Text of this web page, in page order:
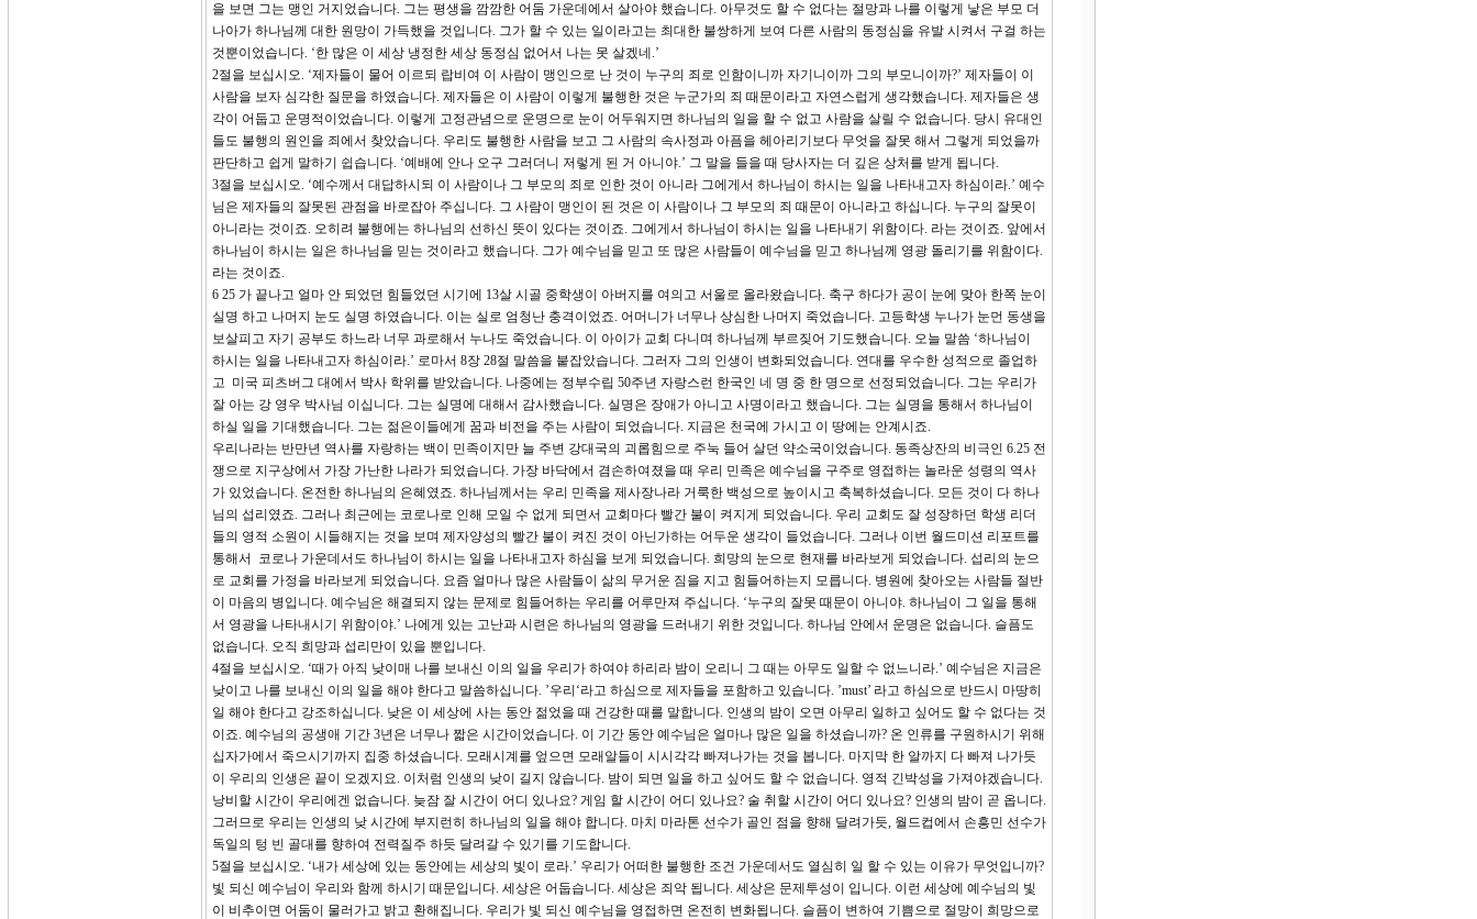
을 보면 그는 맹인 거지었습니다. 그는 평생을 깜깜한 어둠 가운데에서 살아야 했습니다. 아무것도 할 수 없다는 절망과 나를 이렇게 낳은 부모 더
나아가 하나님께 대한 원망이 가득했을 것입니다. 그가 할 수 있는 일이라고는 최대한 불쌍하게 보여 다른 사람의 동정심을 유발 시켜서 구걸 하는
것뿐이었습니다. ‘한 많은 이 세상 냉정한 세상 동정심 없어서 나는 못 살겠네.’
2절을 보십시오. ‘제자들이 물어 이르되 랍비여 이 사람이 맹인으로 난 것이 누구의 죄로 인함이니까 자기니이까 그의 부모니이까?’ 제자들이 이
사람을 보자 심각한 질문을 하였습니다. 제자들은 이 사람이 이렇게 불행한 것은 누군가의 죄 때문이라고 자연스럽게 생각했습니다. 제자들은 생
각이 어둡고 운명적이었습니다. 이렇게 고정관념으로 운명으로 눈이 어두워지면 하나님의 일을 할 수 없고 사람을 살릴 수 없습니다. 당시 유대인
들도 불행의 원인을 죄에서 찾았습니다. 우리도 불행한 사람을 보고 그 사람의 속사정과 아픔을 헤아리기보다 무엇을 잘못 해서 그렇게 되었을까
판단하고 쉽게 말하기 쉽습니다. ‘예배에 안나 오구 그러더니 저렇게 된 거 아니야.’ 그 말을 들을 때 당사자는 더 깊은 상처를 받게 됩니다.
3절을 보십시오. ‘예수께서 대답하시되 이 사람이나 그 부모의 죄로 인한 것이 아니라 그에게서 하나님이 하시는 일을 나타내고자 하심이라.’ 예수
님은 제자들의 잘못된 관점을 바로잡아 주십니다. 그 사람이 맹인이 된 것은 이 사람이나 그 부모의 죄 때문이 아니라고 하십니다. 누구의 잘못이
아니라는 것이죠. 오히려 불행에는 하나님의 선하신 뜻이 있다는 것이죠. 그에게서 하나님이 하시는 일을 나타내기 위함이다. 라는 것이죠. 앞에서
하나님이 하시는 일은 하나님을 믿는 것이라고 했습니다. 그가 예수님을 믿고 또 많은 사람들이 예수님을 믿고 하나님께 영광 돌리기를 위함이다.
라는 것이죠.
6 25 가 끝나고 얼마 안 되었던 힘들었던 시기에 13살 시골 중학생이 아버지를 여의고 서울로 올라왔습니다. 축구 하다가 공이 눈에 맞아 한쪽 눈이
실명 하고 나머지 눈도 실명 하였습니다. 이는 실로 엄청난 충격이었죠. 어머니가 너무나 상심한 나머지 죽었습니다. 고등학생 누나가 눈먼 동생을
보살피고 자기 공부도 하느라 너무 과로해서 누나도 죽었습니다. 이 아이가 교회 다니며 하나님께 부르짖어 기도했습니다. 오늘 말씀 ‘하나님이
하시는 일을 나타내고자 하심이라.’ 로마서 8장 28절 말씀을 붙잡았습니다. 그러자 그의 인생이 변화되었습니다. 연대를 우수한 성적으로 졸업하
고 미국 피츠버그 대에서 박사 학위를 받았습니다. 나중에는 정부수립 50주년 자랑스런 한국인 네 명 중 한 명으로 선정되었습니다. 그는 우리가
잘 아는 강 영우 박사님 이십니다. 그는 실명에 대해서 감사했습니다. 실명은 장애가 아니고 사명이라고 했습니다. 그는 실명을 통해서 하나님이
하실 일을 기대했습니다. 그는 젊은이들에게 꿈과 비전을 주는 사람이 되었습니다. 지금은 천국에 가시고 이 땅에는 안계시죠.
우리나라는 반만년 역사를 자랑하는 백이 민족이지만 늘 주변 강대국의 괴롭힘으로 주눅 들어 살던 약소국이었습니다. 동족상잔의 비극인 6.25 전
쟁으로 지구상에서 가장 가난한 나라가 되었습니다. 가장 바닥에서 겸손하여졌을 때 우리 민족은 예수님을 구주로 영접하는 놀라운 성령의 역사
가 있었습니다. 온전한 하나님의 은혜였죠. 하나님께서는 우리 민족을 제사장나라 거룩한 백성으로 높이시고 축복하셨습니다. 모든 것이 다 하나
님의 섭리였죠. 그러나 최근에는 코로나로 인해 모일 수 없게 되면서 교회마다 빨간 불이 켜지게 되었습니다. 우리 교회도 잘 성장하던 학생 리더
들의 영적 소원이 시들해지는 것을 보며 제자양성의 빨간 불이 켜진 것이 아닌가하는 어두운 생각이 들었습니다. 그러나 이번 월드미션 리포트를
통해서 코로나 가운데서도 하나님이 하시는 일을 나타내고자 하심을 보게 되었습니다. 희망의 눈으로 현재를 바라보게 되었습니다. 섭리의 눈으
로 교회를 가정을 바라보게 되었습니다. 요즘 얼마나 많은 사람들이 삶의 무거운 짐을 지고 힘들어하는지 모릅니다. 병원에 찾아오는 사람들 절반
이 마음의 병입니다. 예수님은 해결되지 않는 문제로 힘들어하는 우리를 어루만져 주십니다. ‘누구의 잘못 때문이 아니야. 하나님이 그 일을 통해
서 영광을 나타내시기 위함이야.’ 나에게 있는 고난과 시련은 하나님의 영광을 드러내기 위한 것입니다. 하나님 안에서 운명은 없습니다. 슬픔도
없습니다. 오직 희망과 섭리만이 있을 뿐입니다.
4절을 보십시오. ‘때가 아직 낮이매 나를 보내신 이의 일을 우리가 하여야 하리라 밤이 오리니 그 때는 아무도 일할 수 없느니라.’ 예수님은 지금은
낮이고 나를 보내신 이의 일을 해야 한다고 말씀하십니다. ’우리‘라고 하심으로 제자들을 포함하고 있습니다. ’must’ 라고 하심으로 반드시 마땅히
일 해야 한다고 강조하십니다. 낮은 이 세상에 사는 동안 젊었을 때 건강한 때를 말합니다. 인생의 밤이 오면 아무리 일하고 싶어도 할 수 없다는 것
이죠. 예수님의 공생애 기간 3년은 너무나 짧은 시간이었습니다. 이 기간 동안 예수님은 얼마나 많은 일을 하셨습니까? 온 인류를 구원하시기 위해
십자가에서 죽으시기까지 집중 하셨습니다. 모래시계를 엎으면 모래알들이 시시각각 빠져나가는 것을 봅니다. 마지막 한 알까지 다 빠져 나가듯
이 우리의 인생은 끝이 오겠지요. 이처럼 인생의 낮이 길지 않습니다. 밤이 되면 일을 하고 싶어도 할 수 없습니다. 영적 긴박성을 가져야겠습니다.
낭비할 시간이 우리에겐 없습니다. 늦잠 잘 시간이 어디 있나요? 게임 할 시간이 어디 있나요? 술 취할 시간이 어디 있나요? 인생의 밤이 곧 옵니다.
그러므로 우리는 인생의 낮 시간에 부지런히 하나님의 일을 해야 합니다. 마치 마라톤 선수가 골인 점을 향해 달려가듯, 월드컵에서 손흥민 선수가
독일의 텅 빈 골대를 향하여 전력질주 하듯 달려갈 수 있기를 기도합니다.
5절을 보십시오. ‘내가 세상에 있는 동안에는 세상의 빛이 로라.’ 우리가 어떠한 불행한 조건 가운데서도 열심히 일 할 수 있는 이유가 무엇입니까?
빛 되신 예수님이 우리와 함께 하시기 때문입니다. 세상은 어둡습니다. 세상은 죄악 됩니다. 세상은 문제투성이 입니다. 이런 세상에 예수님의 빛
이 비추이면 어둠이 물러가고 밝고 환해집니다. 우리가 빛 되신 예수님을 영접하면 온전히 변화됩니다. 슬픔이 변하여 기쁨으로 절망이 희망으로